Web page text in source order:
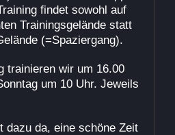
findet sowohl auf
Trainingsgelände statt
(=Spaziergang).
trainieren wir um 16.00
um 10 Uhr. Jeweils
dazu da, eine schöne Zeit